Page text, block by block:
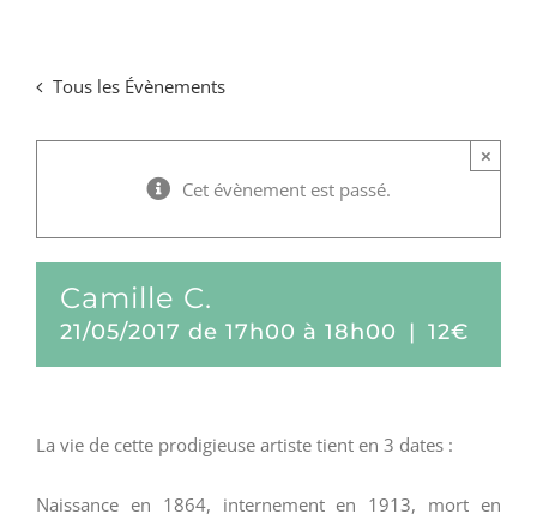
contenuTous les Évènements
Cet évènement est passé.
×
Camille C.
21/05/2017 de 17h00 à 18h00 | 12€
La vie de cette prodigieuse artiste tient en 3 dates :
Naissance en 1864, internement en 1913, mort en